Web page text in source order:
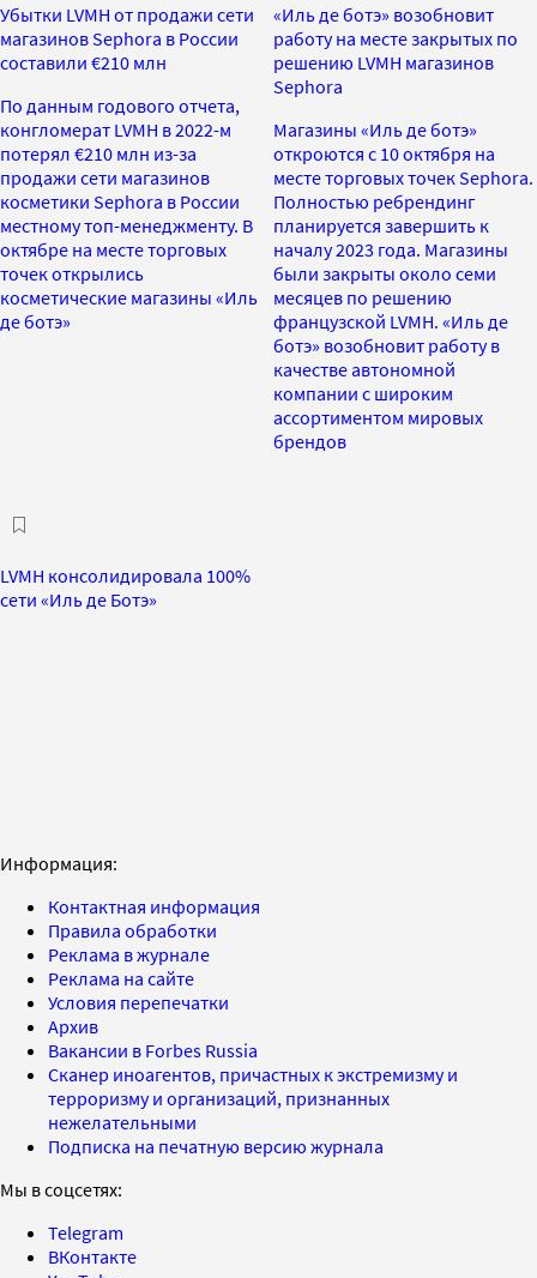
Убытки LVMH от продажи сети
магазинов Sephora в России
составили €210 млн
По данным годового отчета,
конгломерат LVMH в 2022-м
потерял €210 млн из-за
продажи сети магазинов
косметики Sephora в России
местному топ-менеджменту. В
октябре на месте торговых
точек открылись
косметические магазины «Иль
де ботэ»
«Иль де ботэ» возобновит
работу на месте закрытых по
решению LVMН магазинов
Sephora
Магазины «Иль де ботэ»
откроются с 10 октября на
месте торговых точек Sephora.
Полностью ребрендинг
планируется завершить к
началу 2023 года. Магазины
были закрыты около семи
месяцев по решению
французской LVMН. «Иль де
ботэ» возобновит работу в
качестве автономной
компании с широким
ассортиментом мировых
брендов
LVMH консолидировала 100%
сети «Иль де Ботэ»
Информация:
Контактная информация
Правила обработки
Реклама в журнале
Реклама на сайте
Условия перепечатки
Архив
Вакансии в Forbes Russia
Сканер иноагентов, причастных к экстремизму и
терроризму и организаций, признанных
нежелательными
Подписка на печатную версию журнала
Мы в соцсетях:
Telegram
ВКонтакте